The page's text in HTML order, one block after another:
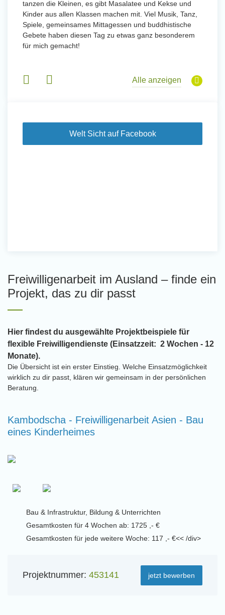
tanzen die Kleinen, es gibt Masalatee und Kekse und
Kinder aus allen Klassen machen mit. Viel Musik, Tanz,
Spiele, gemeinsames Mittagessen und buddhistische
Gebete haben diesen Tag zu etwas ganz besonderem
für mich gemacht!
Alle anzeigen
Welt Sicht auf Facebook
Freiwilligenarbeit im Ausland – finde ein
Projekt, das zu dir passt
Hier findest du ausgewählte Projektbeispiele für
flexible Freiwilligendienste (Einsatzzeit: 2 Wochen - 12
Monate).
Die Übersicht ist ein erster Einstieg. Welche Einsatzmöglichkeit
wirklich zu dir passt, klären wir gemeinsam in der persönlichen
Beratung.
Kambodscha - Freiwilligenarbeit Asien - Bau
eines Kinderheimes
Bau & Infrastruktur, Bildung & Unterrichten
Gesamtkosten für 4 Wochen ab: 1725 ,- €
Gesamtkosten für jede weitere Woche: 117 ,- €<< /div>
Projektnummer: 453141 jetzt bewerben